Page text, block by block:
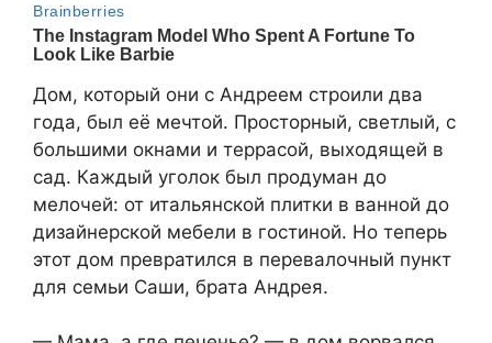
Дом, который они с Андреем строили два
года, был её мечтой. Просторный, светлый, с
большими окнами и террасой, выходящей в
сад. Каждый уголок был продуман до
мелочей: от итальянской плитки в ванной до
дизайнерской мебели в гостиной. Но теперь
этот дом превратился в перевалочный пункт
для семьи Саши, брата Андрея.